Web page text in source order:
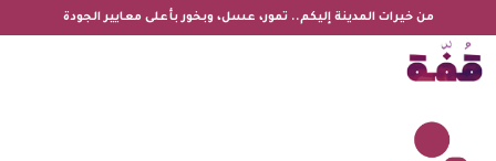
من خيرات المدينة إليكم.. تمور، عسل، وبخور بأعلى معايير الجودة